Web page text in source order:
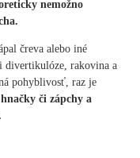
nemožno
čreva alebo iné
divertikulóze, rakovina a
pohyblivosť, raz je
či zápchy a